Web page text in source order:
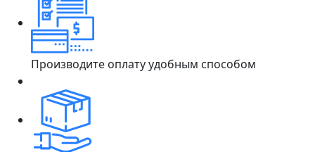
Производите оплату удобным способом